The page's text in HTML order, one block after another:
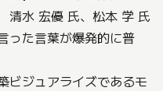
水 宏優 氏、松本 学 氏
った言葉が爆発的に普
ビジュアライズであるモ